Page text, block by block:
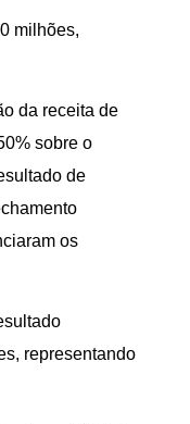
milhões,
da receita de
sobre o
de
os
representando